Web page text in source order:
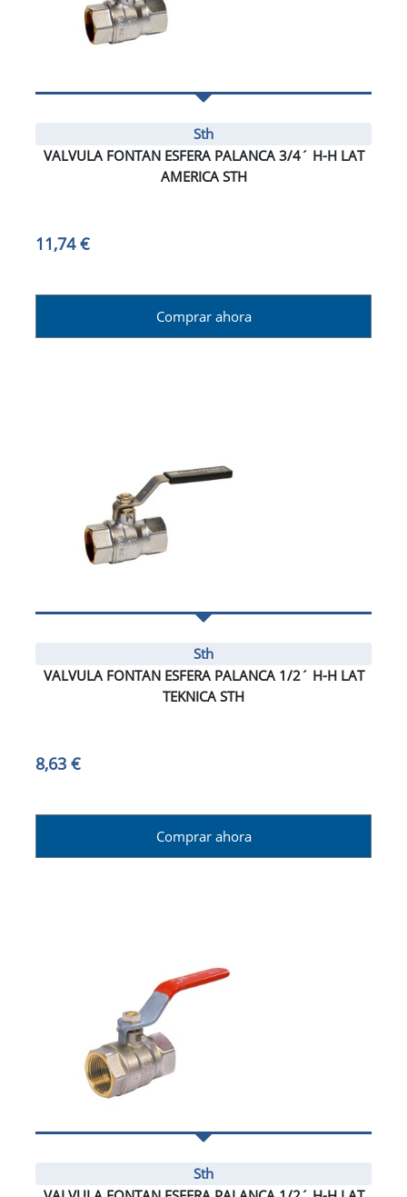
Sth
VALVULA FONTAN ESFERA PALANCA 3/4´ H-H LAT
AMERICA STH
11,74 €
Comprar ahora
Sth
VALVULA FONTAN ESFERA PALANCA 1/2´ H-H LAT
TEKNICA STH
8,63 €
Comprar ahora
Sth